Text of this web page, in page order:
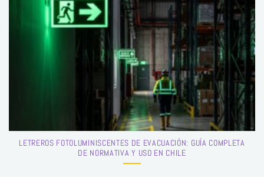
LETREROS FOTOLUMINISCENTES DE EVACUACIÓN: GUÍA COMPLETA
DE NORMATIVA Y USO EN CHILE